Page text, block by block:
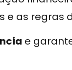
e as regras
e